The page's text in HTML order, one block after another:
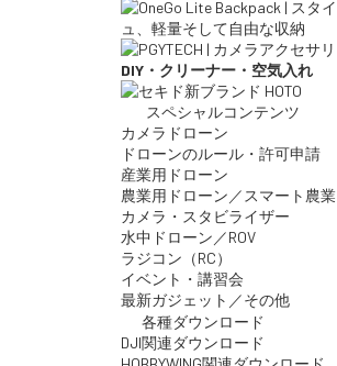
DIY・クリーナー・空気入れ
スペシャルコンテンツ
カメラドローン
ドローンのルール・許可申請
産業用ドローン
農業用ドローン／スマート農業
カメラ・スタビライザー
水中ドローン／ROV
ラジコン（RC）
イベント・講習会
最新ガジェット／その他
各種ダウンロード
DJI関連ダウンロード